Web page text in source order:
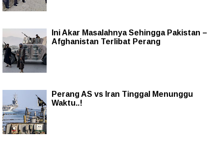
Ini Akar Masalahnya Sehingga Pakistan –
Afghanistan Terlibat Perang
Perang AS vs Iran Tinggal Menunggu
Waktu..!